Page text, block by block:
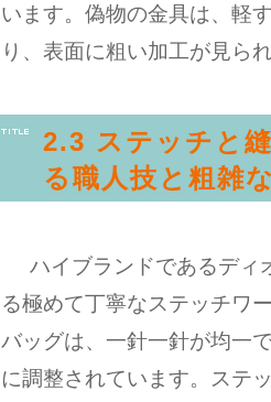
います。偽物の金具は、軽
り、表面に粗い加工が見ら
2.3 ステッチと
る職人技と粗雑
ハイブランドであるディ
る極めて丁寧なステッチワ
バッグは、一針一針が均一
に調整されています。ステ